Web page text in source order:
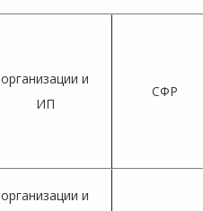
организации и
ИП
СФР
организации и